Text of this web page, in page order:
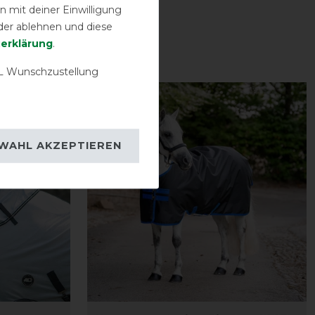
mit deiner Einwilligung
ablehnen und diese
.
Wunschzustellung
AKZEPTIEREN